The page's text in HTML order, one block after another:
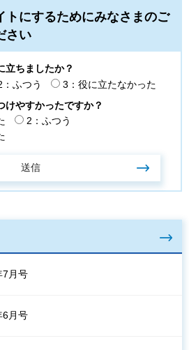
トにするためにみなさまのご
さい
立ちましたか？
：ふつう
3：役に立たなかった
けやすかったですか？
2：ふつう
月号
月号